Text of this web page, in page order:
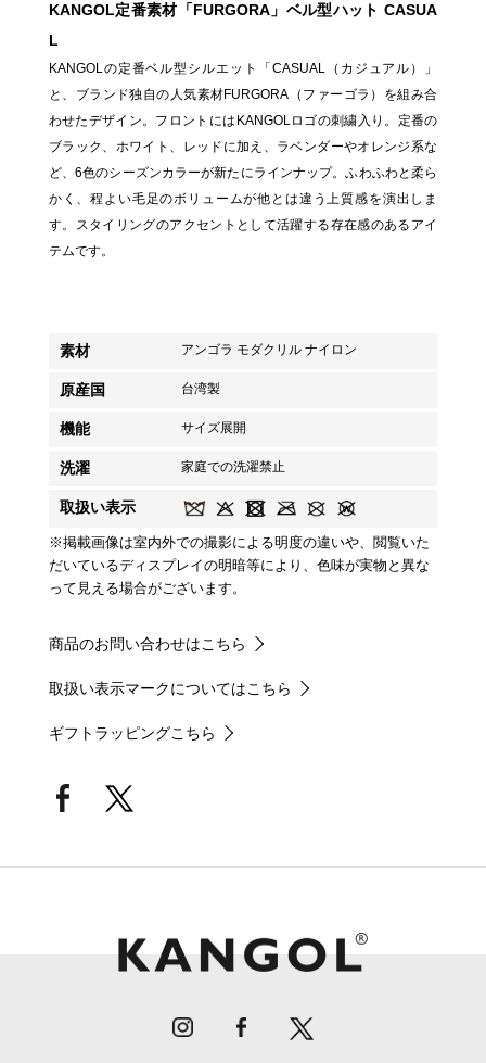
KANGOL定番素材「FURGORA」ベル型ハット CASUA
L
KANGOLの定番ベル型シルエット「CASUAL（カジュアル）」
と、ブランド独自の人気素材FURGORA（ファーゴラ）を組み合
わせたデザイン。フロントにはKANGOLロゴの刺繍入り。定番の
ブラック、ホワイト、レッドに加え、ラベンダーやオレンジ系な
ど、6色のシーズンカラーが新たにラインナップ。ふわふわと柔ら
かく、程よい毛足のボリュームが他とは違う上質感を演出しま
す。スタイリングのアクセントとして活躍する存在感のあるアイ
テムです。
素材 アンゴラ モダクリル ナイロン
原産国 台湾製
機能 サイズ展開
洗濯 家庭での洗濯禁止
取扱い表示
※掲載画像は室内外での撮影による明度の違いや、閲覧いた
だいているディスプレイの明暗等により、色味が実物と異な
って見える場合がございます。
商品のお問い合わせはこちら
取扱い表示マークについてはこちら
ギフトラッピングこちら